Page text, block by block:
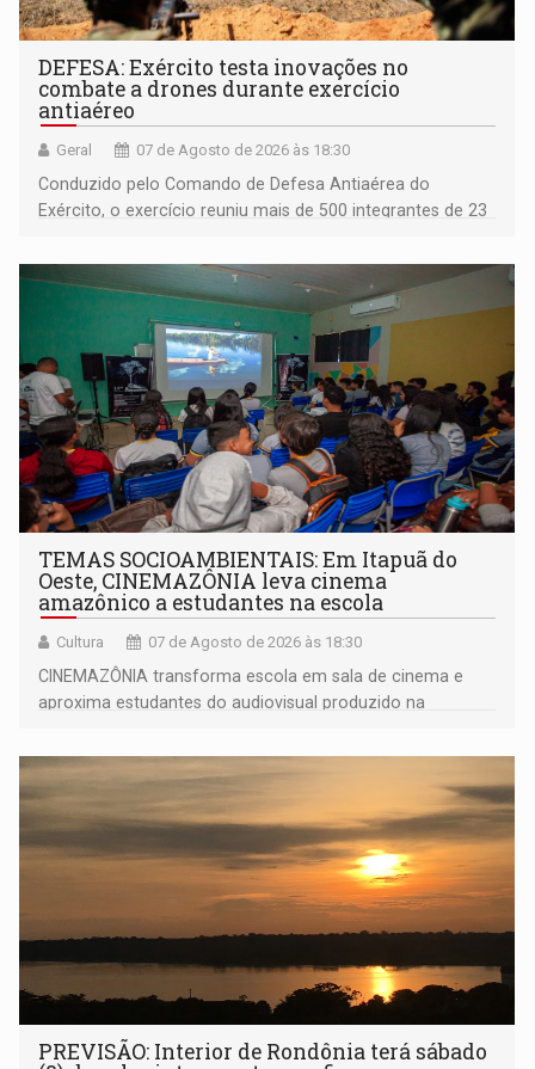
DEFESA: Exército testa inovações no
combate a drones durante exercício
antiaéreo
Geral 07 de Agosto de 2026 às 18:30
Conduzido pelo Comando de Defesa Antiaérea do
Exército, o exercício reuniu mais de 500 integrantes de 23
TEMAS SOCIOAMBIENTAIS: Em Itapuã do
Oeste, CINEMAZÔNIA leva cinema
amazônico a estudantes na escola
Cultura 07 de Agosto de 2026 às 18:30
CINEMAZÔNIA transforma escola em sala de cinema e
aproxima estudantes do audiovisual produzido na
PREVISÃO: Interior de Rondônia terá sábado